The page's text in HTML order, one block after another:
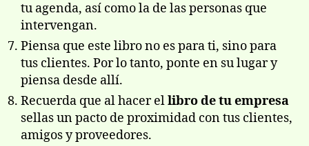
tu agenda, así­ como la de las personas que
intervengan.
Piensa que este libro no es para ti, sino para
tus clientes. Por lo tanto, ponte en su lugar y
piensa desde allí­.
Recuerda que al hacer ellibro de tu empresa
sellas un pacto de proximidad con tus clientes,
amigos y proveedores.